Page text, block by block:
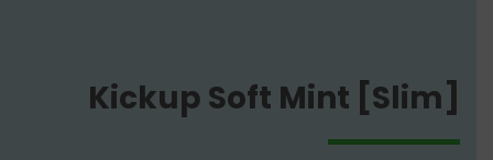
Kickup Soft Mint [Slim]